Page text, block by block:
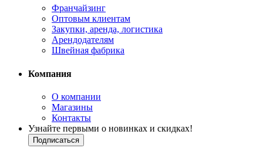
Франчайзинг
Оптовым клиентам
Закупки, аренда, логистика
Арендодателям
Швейная фабрика
Компания
О компании
Магазины
Контакты
Узнайте первыми о новинках и скидках!
Подписаться